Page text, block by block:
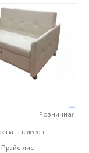
—
Розничная
89-53 Александра
телефон
Прайс-лист